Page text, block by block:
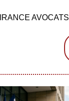
AVOCATS